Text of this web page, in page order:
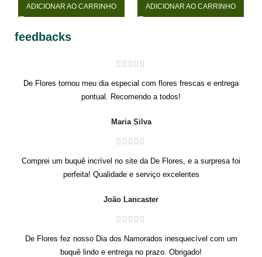
feedbacks
De Flores tornou meu dia especial com flores frescas e entrega
pontual. Recomendo a todos!
Maria Silva
Comprei um buquê incrível no site da De Flores, e a surpresa foi
perfeita! Qualidade e serviço excelentes
João Lancaster
De Flores fez nosso Dia dos Namorados inesquecível com um
buquê lindo e entrega no prazo. Obrigado!
ADICIONAR AO CARRINHO ADICIONAR AO CARRINHO